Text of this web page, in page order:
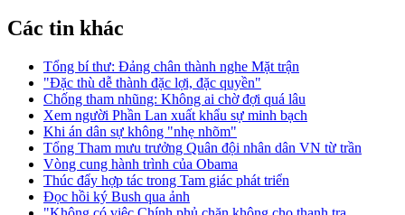
Các tin khác
Tổng bí thư: Đảng chân thành nghe Mặt trận
"Đặc thù dễ thành đặc lợi, đặc quyền"
Chống tham nhũng: Không ai chờ đợi quá lâu
Xem người Phần Lan xuất khẩu sự minh bạch
Khi án dân sự không "nhẹ nhõm"
Tổng Tham mưu trưởng Quân đội nhân dân VN từ trần
Vòng cung hành trình của Obama
Thúc đẩy hợp tác trong Tam giác phát triển
Đọc hồi ký Bush qua ảnh